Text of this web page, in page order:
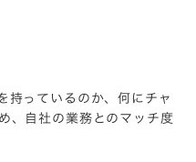
持っているのか、何にチャ
、自社の業務とのマッチ度